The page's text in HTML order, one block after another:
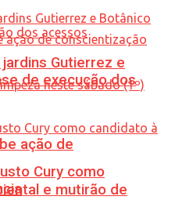
ação de
e mutirão de
Gutierrez e
de execução dos
Cury como